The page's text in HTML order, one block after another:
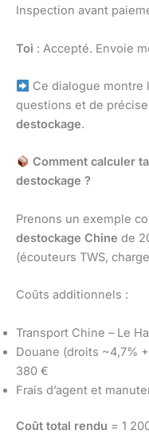
Inspection avant
Toi : Accepté. Envoie
Ce dialogue montre
questions et de
destockage.
Comment calculer
destockage ?
Prenons un exemple
destockage Chine de
(écouteurs TWS,
Coûts additionnels :
Transport Chine – Le
Douane (droits ~4,7%
380 €
Frais d’agent et
Coût total rendu = 1